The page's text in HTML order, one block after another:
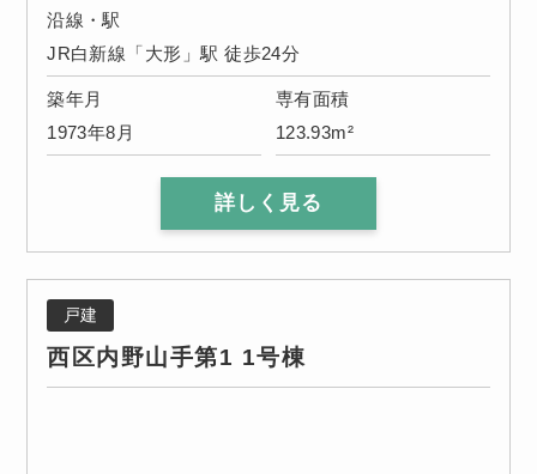
沿線・駅
JR白新線「大形」駅 徒歩24分
築年月
1973年8月
専有面積
123.93m²
詳しく見る
戸建
西区内野山手第1 1号棟